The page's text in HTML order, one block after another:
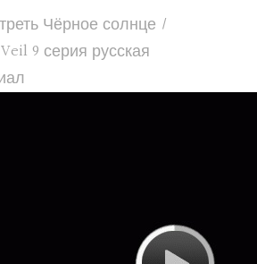
Чёрное солнце /
9 серия русская